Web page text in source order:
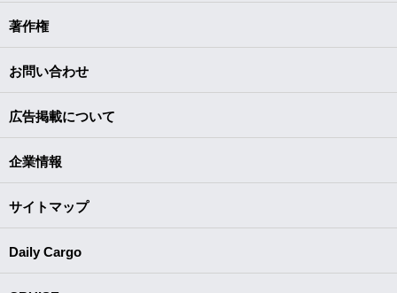
著作権
お問い合わせ
広告掲載について
企業情報
サイトマップ
Daily Cargo